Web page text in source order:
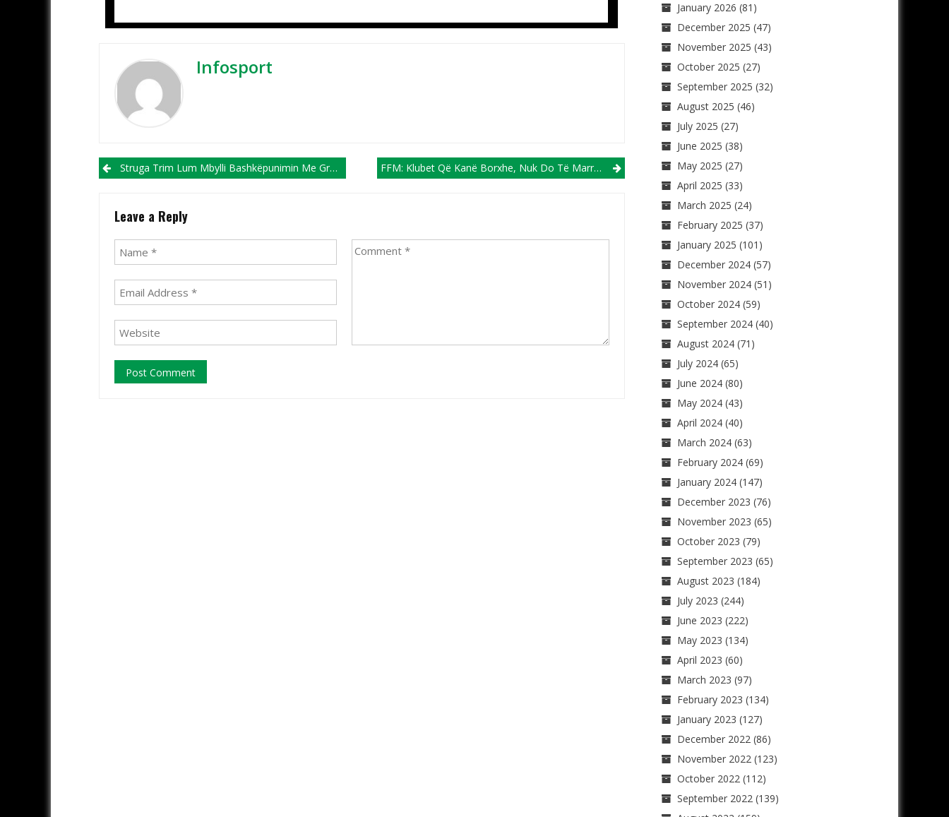
Infosport
Post navigation
Struga Trim Lum Mbylli Bashkëpunimin Me Grekun Mazoulouxis FFM: Klubet Që Kanë Borxhe, Nuk Do Të Marrin Pjesë Në Gara!
Leave a Reply
January 2026 (81)
December 2025 (47)
November 2025 (43)
October 2025 (27)
September 2025 (32)
August 2025 (46)
July 2025 (27)
June 2025 (38)
May 2025 (27)
April 2025 (33)
March 2025 (24)
February 2025 (37)
January 2025 (101)
December 2024(57)
November 2024(51)
October 2024(59)
September 2024(40)
August 2024(71)
July 2024(65)
June 2024(80)
May 2024(43)
April 2024(40)
March 2024(63)
February 2024(69)
January 2024(147)
December 2023 (76)
November 2023 (65)
October 2023 (79)
September 2023 (65)
August 2023 (184)
July 2023 (244)
June 2023 (222)
May 2023 (134)
April 2023 (60)
March 2023 (97)
February 2023 (134)
January 2023 (127)
December 2022(86)
November 2022(123)
October 2022(112)
September 2022(139)